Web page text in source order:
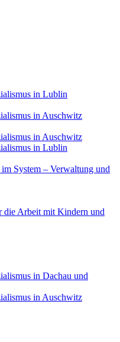
in Lublin
in Auschwitz
in Auschwitz
in Lublin
System – Verwaltung und
die Arbeit mit Kindern und
in Dachau und
in Auschwitz